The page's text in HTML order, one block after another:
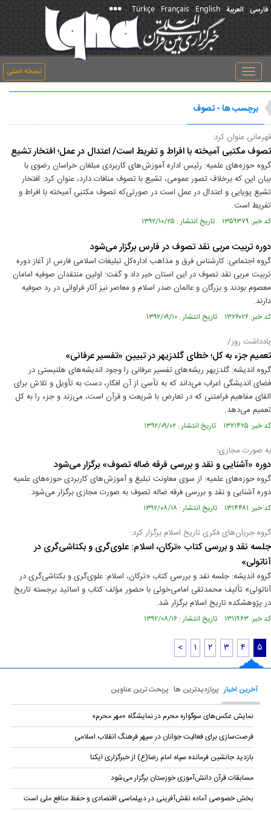
فارسی العربیة English
Français
Türkçe
نسخه اصلی
Toggle
navigation
برچسب ها - تصوف
قهرمانی عنوان کرد:
تصوف مکتبی آمیخته با افراط ‌و تفریط است/ اعتدال در عمل؛ افتخار تشیع
گروه حوزه‌های علمیه: رئیس اداره آموزش‌های کاربردی مبلغان خراسان رضوی با
بیان این که برخلاف تصور عمومی، تشیع با تصوف منافات دارد، عنوان کرد: افتخار
تشیع پویایی و اعتدال در عمل است در صورتی‌که تصوف مکتبی آمیخته با افراط ‌و
تفریط است.
کد خبر: ۱۳۵۹۳۷۹ تاریخ انتشار : ۱۳۹۲/۱۰/۲۵
دوره تربیت مربی نقد تصوف در فارس برگزار می‌شود
گروه اجتماعی: کارشناس فرق و مذاهب اداره‌کل تبلیغات اسلامی فارس از آغاز دوره
تربیت مربی نقد تصوف در این استان خبر داد و گفت: اولین منتقدان صوفیه امامان
معصوم بودند و بزرگان و عالمان صدر اسلام و معاصر نیز آثار فراوانی در رد صوفیه
دارند.
کد خبر: ۱۳۲۶۰۲۶ تاریخ انتشار : ۱۳۹۲/۰۹/۱۰
یادداشت روز/
تعمیم جزء به کل؛ خطای گلدزیهر در تبیین «تفسیر عرفانی»
گروه اندیشه: گلدزیهر ریشه‌های تفسیر عرفانی را وجود اندیشه‌های هلنیستی در
فضای اندیشگی اعراب می‌داند که به تأسی از آن افکار، دست به تأویل و تلاش برای
القای مفاهیم فرامتنی ‌که در تعارض با شریعت و قرآن است، می‌زند و جزء را به کل
تعمیم می‌دهد.
کد خبر: ۱۳۲۱۴۲۵ تاریخ انتشار : ۱۳۹۲/۰۹/۰۲
به صورت مجازی؛
دوره «آشنایی و نقد و بررسی فرقه ضاله تصوف» برگزار می‌شود
گروه حوزه‌های علمیه: از سوی معاونت تبلیغ و آموزش‌های کاربردی حوزه‌های علمیه
دوره آشنایی و نقد و بررسی فرقه ضاله تصوف به صورت مجازی برگزار می‌شود.
کد خبر: ۱۳۱۴۴۸۱ تاریخ انتشار : ۱۳۹۲/۰۸/۱۸
گروه جریان‌‌های فکری تاریخ اسلام برگزار کرد:
جلسه نقد و بررسی کتاب «ترکان، اسلام: علوی‌گری و بکتاشی‌گری در
آناتولی»
گروه اندیشه: جلسه نقد و بررسی کتاب «ترکان، اسلام: علوی‌گری و بکتاشی‌گری در
آناتولی» تألیف محمدتقی امامی‌خوئی با حضور مؤلف کتاب و اساتید برجسته تاریخ
در پژوهشکده تاریخ اسلام برگزار شد.
کد خبر: ۱۳۱۱۹۶۳ تاریخ انتشار : ۱۳۹۲/۰۸/۱۶
< ۱ ۲ ۳ ۴ ۵
آخرین اخبار پربازدیدترین ها پربحث ترین عناوین
نمایش عکس‌های سوگواره محرم در نمایشگاه «مهر محرم»
فرصت‌سازی برای فعالیت جوانان در سپهر فرهنگ انقلاب اسلامی
بازدید جانشین فرمانده سپاه امام رضا(ع) از خبرگزاری ایکنا
مسابقات قرآن دانش‌آموزی خوزستان برگزار می‌شود
بخش خصوصی آماده نقش‌آفرینی در دیپلماسی اقتصادی و حفظ منافع ملی است